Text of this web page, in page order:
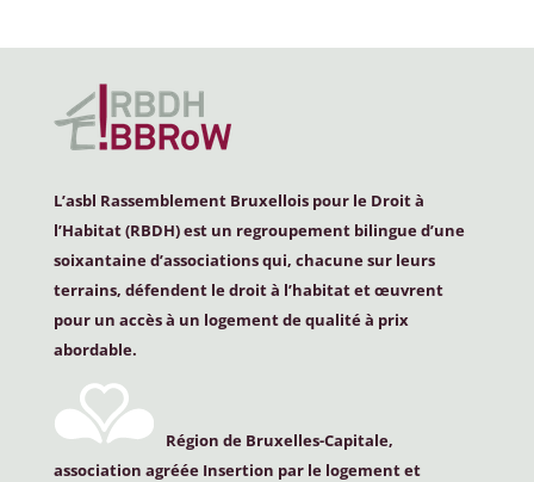
L’asbl Rassemblement Bruxellois pour le Droit à
l’Habitat (RBDH) est un regroupement bilingue d’une
soixantaine d’associations qui, chacune sur leurs
terrains, défendent le droit à l’habitat et œuvrent
pour un accès à un logement de qualité à prix
abordable.
Région de Bruxelles-Capitale,
association agréée Insertion par le logement et